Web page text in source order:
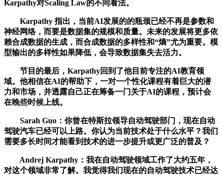
Karpathy对Scaling Law的不同看法。
Karpathy 指出，当前AI发展的的瓶颈已经不再是参数和
神经网络，而要是数据集的规模和质量。未来的发展将更多依
赖合成数据的生成，而合成数据的多样性和“熵”尤为重要。模
型输出的多样性如果降低，会导致数据集失去活力。
节目的最后，Karpathy回到了他目前专注的AI教育领
域。他相信在AI的帮助下，一对一个性化课程有着巨大的潜
力和市场，并透露自己正在筹备一门关于AI的课程，预计会
在晚些时候上线。
Sarah Guo：你曾在特斯拉领导自动驾驶部门，现在自动
驾驶汽车已经可以上路。你认为当前技术处于什么水平？我们
需要多长时间才能看到技术的进一步提升或更广泛的普及？
Andrej Karpathy：我在自动驾驶领域工作了大约五年，
对这个领域非常了解。我觉得我们现在的自动驾驶技术已经达